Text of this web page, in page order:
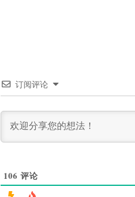
订阅评论
106 评论